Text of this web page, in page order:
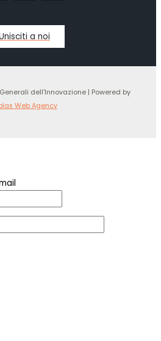
a noi
dell'Innovazione | Powered by
Web Agency